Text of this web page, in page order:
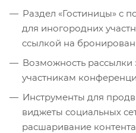
Раздел «Гостиницы» с
для иногородних
ссылкой на
Возможность
участникам
Инструменты для
виджеты социальных
расшаривание